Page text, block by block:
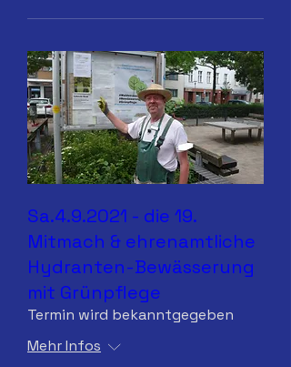
Sa.4.9.2021 - die 19.
Mitmach & ehrenamtliche
Hydranten-Bewässerung
mit Grünpflege
Termin wird bekanntgegeben
Mehr Infos